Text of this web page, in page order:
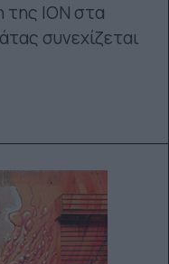
της ΙΟΝ στα
συνεχίζεται